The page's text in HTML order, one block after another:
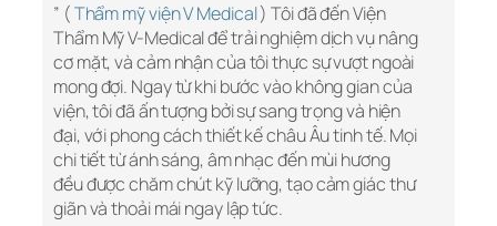
” (Thẩm mỹ viện V Medical) Tôi đã đến Viện
Thẩm Mỹ V-Medical để trải nghiệm dịch vụ nâng
cơ mặt, và cảm nhận của tôi thực sự vượt ngoài
mong đợi. Ngay từ khi bước vào không gian của
viện, tôi đã ấn tượng bởi sự sang trọng và hiện
đại, với phong cách thiết kế châu Âu tinh tế. Mọi
chi tiết từ ánh sáng, âm nhạc đến mùi hương
đều được chăm chút kỹ lưỡng, tạo cảm giác thư
giãn và thoải mái ngay lập tức.